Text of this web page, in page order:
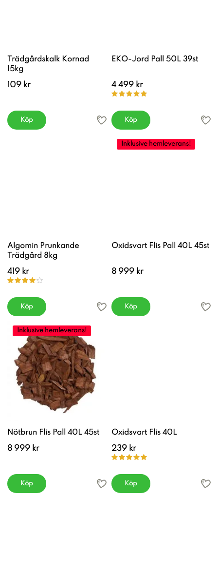
Trädgårdskalk Kornad
15kg
109 kr
Köp
EKO-Jord Pall 50L 39st
4 499 kr
Köp
Algomin Prunkande
Trädgård 8kg
419 kr
Köp
Inklusive hemleverans!
Oxidsvart Flis Pall 40L 45st
8 999 kr
Köp
Inklusive hemleverans!
Nötbrun Flis Pall 40L 45st
8 999 kr
Köp
Oxidsvart Flis 40L
239 kr
Köp